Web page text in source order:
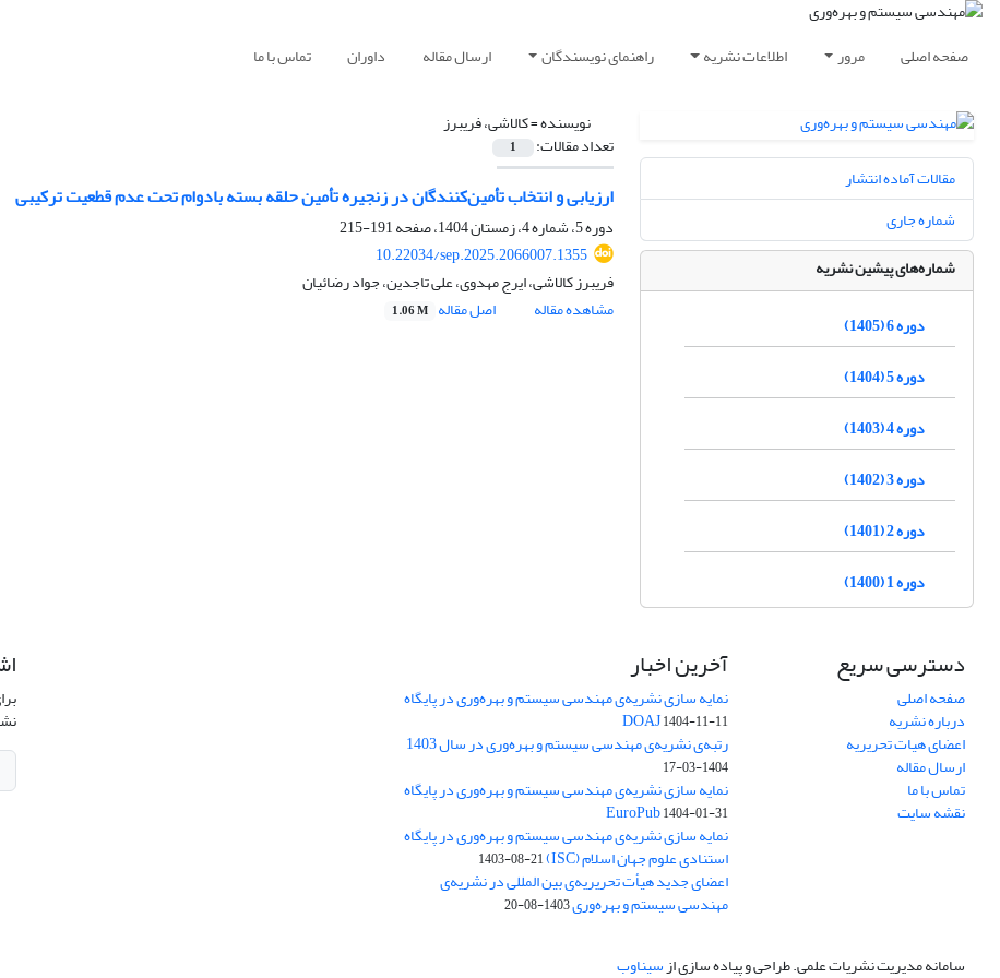
صفحه اصلی مرور اطلاعات نشریه راهنمای نویسندگان ارسال مقاله داوران تماس با ما
نویسنده =کالاشی، فریبرز
تعداد مقالات: 1
ارزیابی و انتخاب تأمین‌کنندگان در زنجیره تأمین حلقه بسته بادوام تحت عدم قطعیت ترکیبی
دوره 5، شماره 4، زمستان 1404، صفحه
191-215
10.22034/sep.2025.2066007.1355
فریبرز کالاشی، ایرج مهدوی، علی تاجدین، جواد رضائیان
مشاهده مقاله
اصل مقاله 1.06 M
مقالات آماده انتشار
شماره جاری
شماره‌های پیشین نشریه
دوره 6 (1405)
دوره 5 (1404)
دوره 4 (1403)
دوره 3 (1402)
دوره 2 (1401)
دوره 1 (1400)
دسترسی سریع
صفحه اصلی
درباره نشریه
اعضای هیات تحریریه
ارسال مقاله
تماس با ما
نقشه سایت
آخرین اخبار
نمایه سازی نشریه‌ی مهندسی سیستم و بهره‌وری در پایگاه
DOAJ1404-11-11
رتبه‌ی نشریه‌ی مهندسی سیستم و بهره‌وری در سال 1403
1404-03-17
نمایه سازی نشریه‌ی مهندسی سیستم و بهره‌وری در پایگاه
EuroPub1404-01-31
نمایه سازی نشریه‌ی مهندسی سیستم و بهره‌وری در پایگاه
استنادی علوم جهان اسلام (ISC) 1403-08-21
اعضای جدید هیأت تحریریه‌ی بین المللی در نشریه‌ی
مهندسی سیستم و بهره‌وری1403-08-20
سامانه مدیریت نشریات علمی.طراحی و پیاده سازی ازسیناوب